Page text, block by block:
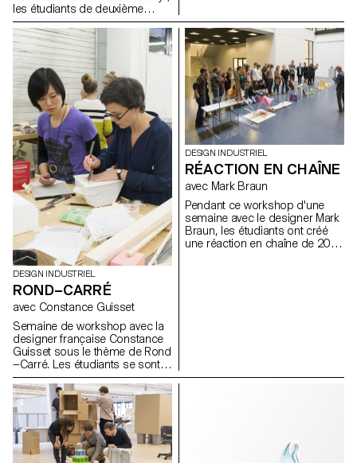
les étudiants de deuxième
année Bachelor en design
industriel ont collaboré avec les
étudiants de la National
University of Singapore lors du
workshop "Hawker Centres".
Les "Hawker Centres" sont
des restaurants traditionnels où
se réunissent les
Singapouriens de tout horizon.
Plus que des restaurants, ces
lieux sont de véritables points
de rencontre entre les cultures
chinoises, malaisiennes et
indiennes. L'objectif du
workshop était d'immerger les
étudiants pendant une semaine
au cœur de la culture
cosmopolite de Singapour. Ils
ont conçu des objets tels que
des ustensiles de cuisine, de la
vaisselle ou de la signalisation
qui améliorent l'expérience des
clients et des travailleurs au
sein des "Hawker Centres". Ce
workshop a permis aux
étudiants des deux universités
de partager leur savoir-faire
dans le domaine du design
industriel. Le résultat de cette
recherche démontre une
grande variété de solutions
pour améliorer les "Hawker
Centres”.
original en lui attribuant une
nouvelle expression, mais en
restant dans la même
catégorie.
DESIGN INDUSTRIEL
ROND–CARRÉ
avec Constance Guisset
Semaine de workshop avec la
designer française Constance
Guisset sous le thème de Rond
—Carré. Les étudiants se sont
confrontés aux décisions qu'ils
doivent prendre lorsqu'ils
dessinent un objet domestique
et ainsi comprendre pourquoi
et surtout comment ils doivent
choisir les formes qui vont
définir leurs produits.
DESIGN INDUSTRIEL
RÉACTION EN CHAÎNE
avec Mark Braun
Pendant ce workshop d'une
semaine avec le designer Mark
Braun, les étudiants ont créé
une réaction en chaîne de 20